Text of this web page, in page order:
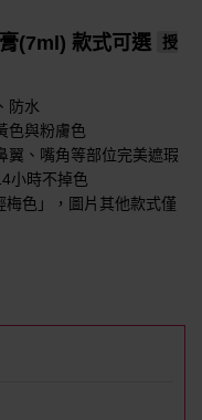
(7ml) 款式可選
授
防水
色與粉膚色
翼、嘴角等部位完美遮瑕
小時不掉色
色」，圖片其他款式僅